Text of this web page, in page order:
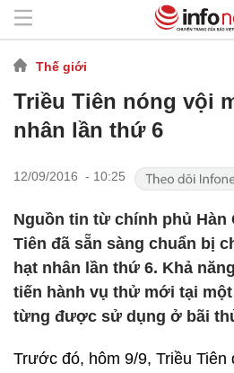
Thế giới
Triều Tiên nóng vội
nhân lần thứ 6
12/09/2016 - 10:25
Nguồn tin từ chính phủ Hàn
Tiên đã sẵn sàng chuẩn bị
hạt nhân lần thứ 6. Khả
tiến hành vụ thử mới tại
từng được sử dụng ở bãi
Trước đó, hôm 9/9, Triều Tiên